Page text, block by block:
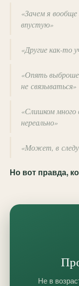
«Зачем я
впустую»
«Другие как-то
«Опять
не связываться»
«Слишком
нереально»
«Может, в
Но вот правда,
Не в